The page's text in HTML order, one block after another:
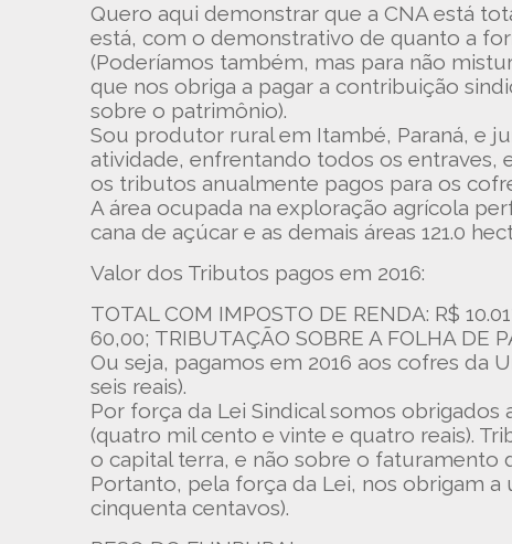
Quero aqui demonstrar que a CNA está
está, com o demonstrativo de quanto a
(Poderíamos também, mas para não
que nos obriga a pagar a contribuição
sobre o patrimônio).
Sou produtor rural em Itambé, Paraná, e
atividade, enfrentando todos os
os tributos anualmente pagos para os
A área ocupada na exploração agrícola
cana de açúcar e as demais áreas 121.0
Valor dos Tributos pagos em 2016:
TOTAL COM IMPOSTO DE RENDA: R$
60,00; TRIBUTAÇÃO SOBRE A FOLHA DE
Ou seja, pagamos em 2016 aos cofres da
seis reais).
Por força da Lei Sindical somos obrigados
(quatro mil cento e vinte e quatro reais).
o capital terra, e não sobre o faturamento
Portanto, pela força da Lei, nos obrigam a
cinquenta centavos).